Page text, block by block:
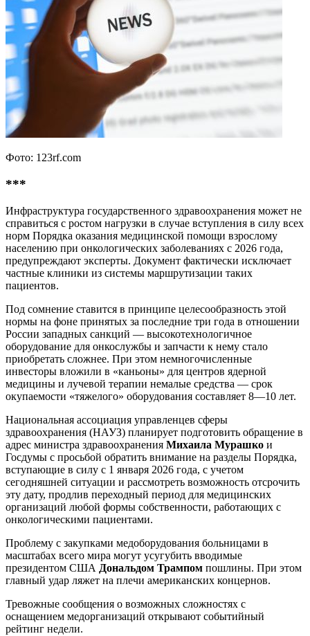
Фото: 123rf.com
***
Инфраструктура государственного здравоохранения может не
справиться с ростом нагрузки в случае вступления в силу всех
норм Порядка оказания медицинской помощи взрослому
населению при онкологических заболеваниях с 2026 года,
предупреждают эксперты. Документ фактически исключает
частные клиники из системы маршрутизации таких
пациентов.
Под сомнение ставится в принципе целесообразность этой
нормы на фоне принятых за последние три года в отношении
России западных санкций — высокотехнологичное
оборудование для онкослужбы и запчасти к нему стало
приобретать сложнее. При этом немногочисленные
инвесторы вложили в «каньоны» для центров ядерной
медицины и лучевой терапии немалые средства — срок
окупаемости «тяжелого» оборудования составляет 8­—10 лет.
Национальная ассоциация управленцев сферы
здравоохранения (НАУЗ) планирует подготовить обращение в
адрес министра здравоохранения Михаила Мурашко и
Госдумы с просьбой обратить внимание на разделы Порядка,
вступающие в силу с 1 января 2026 года, с учетом
сегодняшней ситуации и рассмотреть возможность отсрочить
эту дату, продлив переходный период для медицинских
организаций любой формы собственности, работающих с
онкологическими пациентами.
Проблему с закупками медоборудования больницами в
масштабах всего мира могут усугубить вводимые
президентом США Дональдом Трампом пошлины. При этом
главный удар ляжет на плечи американских концернов.
Тревожные сообщения о возможных сложностях с
оснащением медорганизаций открывают событийный
рейтинг недели.